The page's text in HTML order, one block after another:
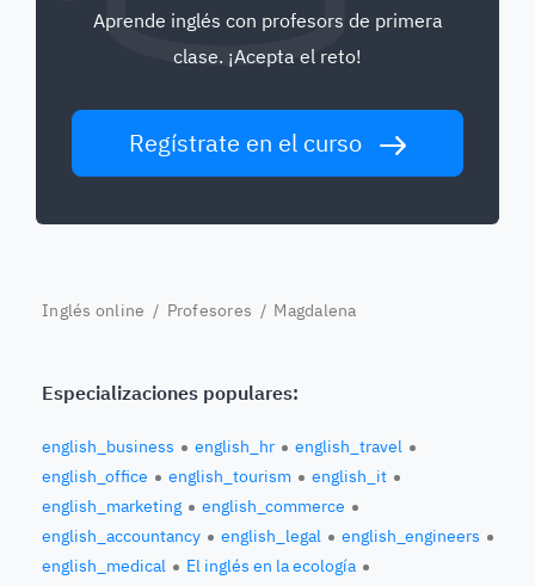
Aprende inglés con profesors de primera
clase. ¡Acepta el reto!
Regístrate en el curso
Inglés online / Profesores / Magdalena
Especializaciones populares:
english_business english_hr
english_travel
english_office
english_tourism
english_it
english_marketing
english_commerce
english_accountancy
english_legal
english_engineers
english_medical
El inglés en la ecología